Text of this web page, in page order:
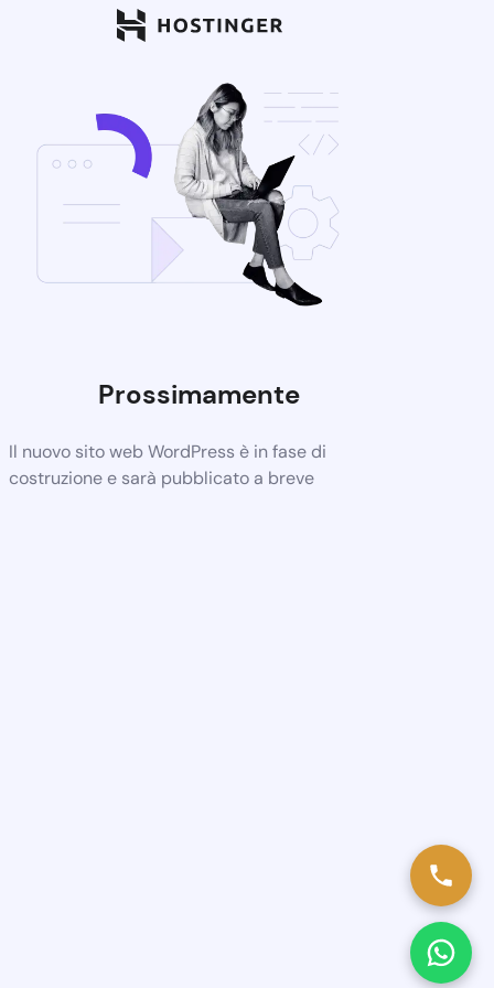
Prossimamente
Il nuovo sito web WordPress è in fase di
costruzione e sarà pubblicato a breve